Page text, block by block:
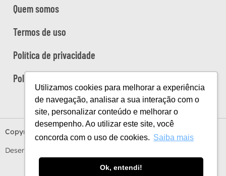
Utilizamos cookies para melhorar a experiência
de navegação, analisar a sua interação com o
site, personalizar conteúdo e melhorar o
desempenho. Ao utilizar este site, você
concorda com o uso de cookies. Saiba mais
Ok, entendi!
Quem somos
Termos de uso
Política de privacidade
Política de cookies
Copyright Viaje na Viagem © 2026
Desenvolvido por